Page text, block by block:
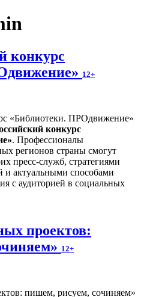
конкурс
12+
конкурс
. Профессионалы
регионов страны смогут
пресс-служб, стратегиями
и актуальными способами
с аудиторией в социальных
проектов:
12+